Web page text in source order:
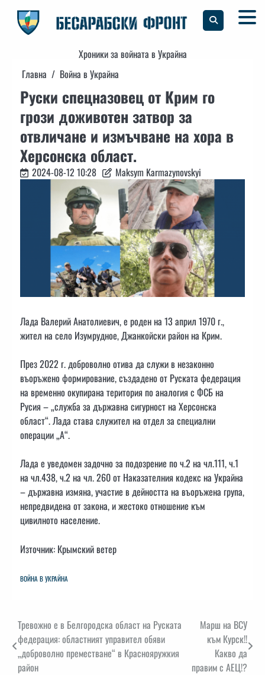
content
Хроники за войната в Украйна
Главна
Война в Украйна
Руски спецназовец от Крим го
грози доживотен затвор за
отвличане и измъчване на хора в
Херсонска област.
2024-08-12 10:28 Maksym Karmazynovskyi
Лада Валерий Анатолиевич, е роден на 13 април 1970 г.,
жител на село Изумрудное, Джанкойски район на Крим.
През 2022 г. доброволно отива да служи в незаконно
въоръжено формирование, създадено от Руската федерация
на временно окупирана територия по аналогия с ФСБ на
Русия – „служба за държавна сигурност на Херсонска
област“. Лада става служител на отдел за специални
операции „А“.
Лада е уведомен задочно за подозрение по ч.2 на чл.111, ч.1
на чл.438, ч.2 на чл. 260 от Наказателния кодекс на Украйна
– държавна измяна, участие в дейността на въоръжена група,
непредвидена от закона, и жестоко отношение към
цивилното население.
Източник: Крымский ветер
ВОЙНА В УКРАЙНА
Навигация
Тревожно е в Белгородска област на Руската
федерация: областният управител обяви
„доброволно преместване“ в Краснояружкия
район
Марш на ВСУ
към Курск!!
Какво да
правим с АЕЦ!?